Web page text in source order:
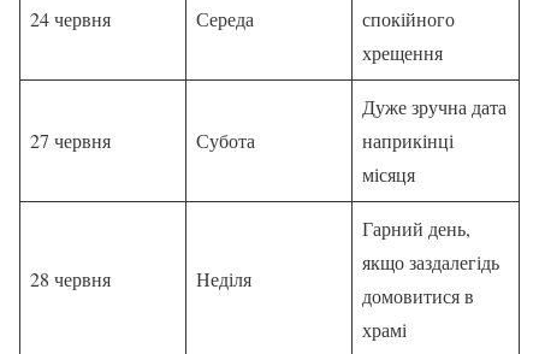
24 червня Середа
спокійного
хрещення
27 червня Субота
Дуже зручна дата
наприкінці
місяця
28 червня Неділя
Гарний день,
якщо заздалегідь
домовитися в
храмі